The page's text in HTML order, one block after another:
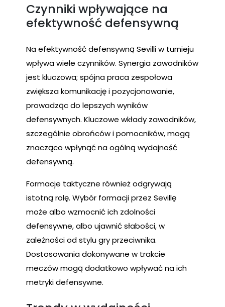
Czynniki wpływające na
efektywność defensywną
Na efektywność defensywną Sevilli w turnieju
wpływa wiele czynników. Synergia zawodników
jest kluczowa; spójna praca zespołowa
zwiększa komunikację i pozycjonowanie,
prowadząc do lepszych wyników
defensywnych. Kluczowe wkłady zawodników,
szczególnie obrońców i pomocników, mogą
znacząco wpłynąć na ogólną wydajność
defensywną.
Formacje taktyczne również odgrywają
istotną rolę. Wybór formacji przez Sevillę
może albo wzmocnić ich zdolności
defensywne, albo ujawnić słabości, w
zależności od stylu gry przeciwnika.
Dostosowania dokonywane w trakcie
meczów mogą dodatkowo wpływać na ich
metryki defensywne.